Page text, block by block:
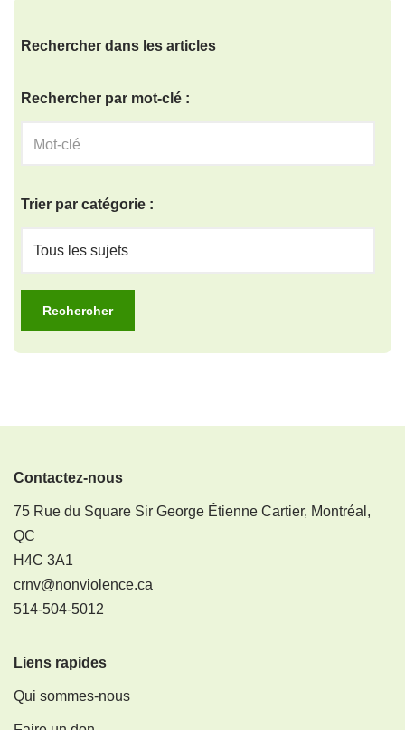
Rechercher dans les articles
Rechercher par mot-clé :
Trier par catégorie :
Contactez-nous
75 Rue du Square Sir George Étienne Cartier, Montréal,
QC
H4C 3A1
crnv@nonviolence.ca
514-504-5012
Liens rapides
Qui sommes-nous